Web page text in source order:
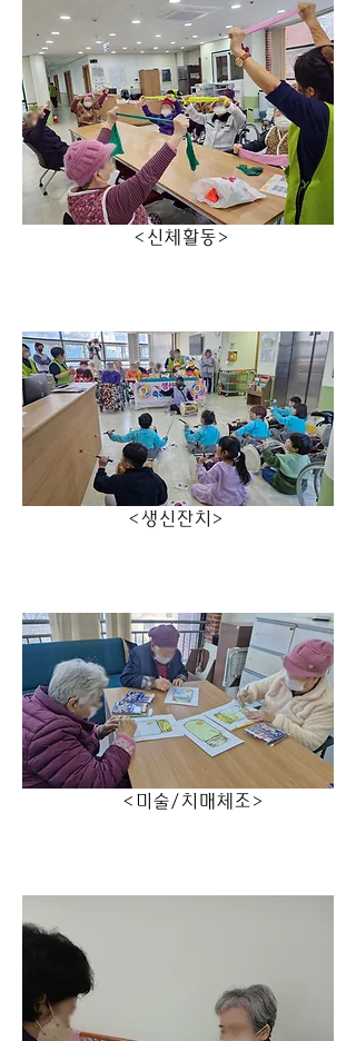
                    <신체활동>
                   <생신잔치>
                  <미술/치매체조>